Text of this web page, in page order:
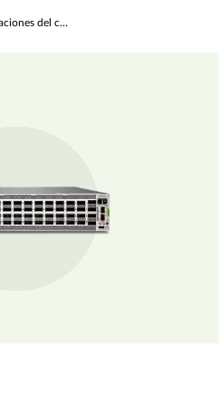
Especificaciones del conmutador para centro de datos QFX5230